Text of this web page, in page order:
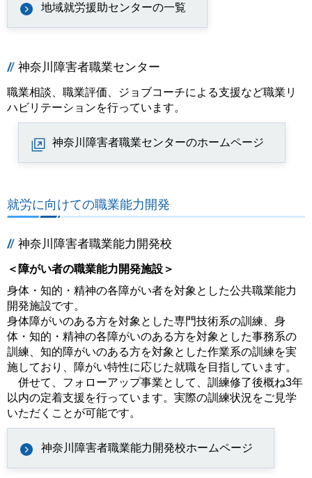
地域就労援助センターの一覧
神奈川障害者職業センター
職業相談、職業評価、ジョブコーチによる支援など職業リ
ハビリテーションを行っています。
神奈川障害者職業センターのホームページ
就労に向けての職業能力開発
神奈川障害者職業能力開発校
＜障がい者の職業能力開発施設＞
身体・知的・精神の各障がい者を対象とした公共職業能力
開発施設です。
身体障がいのある方を対象とした専門技術系の訓練、身
体・知的・精神の各障がいのある方を対象とした事務系の
訓練、知的障がいのある方を対象とした作業系の訓練を実
施しており、障がい特性に応じた就職を目指しています。
併せて、フォローアップ事業として、訓練修了後概ね3年
以内の定着支援を行っています。実際の訓練状況をご見学
いただくことが可能です。
神奈川障害者職業能力開発校ホームページ